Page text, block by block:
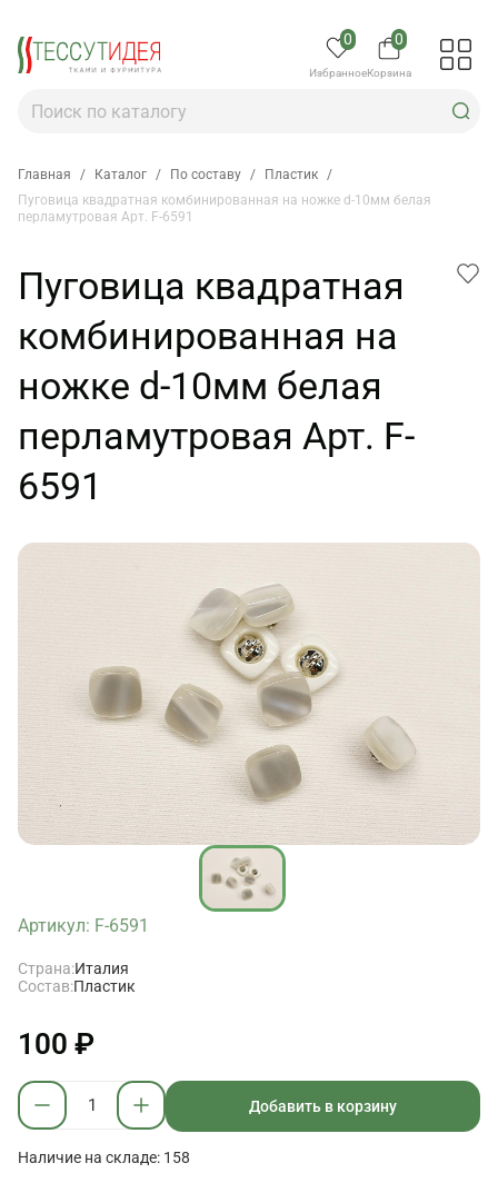
0
Избранное
0
Корзина
Главная / Каталог / По составу / Пластик /
Пуговица квадратная комбинированная на ножке d-10мм белая
перламутровая Арт. F-6591
Пуговица квадратная
комбинированная на
ножке d-10мм белая
перламутровая Арт. F-
6591
Артикул: F-6591
Страна:Италия
Состав:Пластик
100 ₽
Добавить в корзину
Наличие на складе: 158